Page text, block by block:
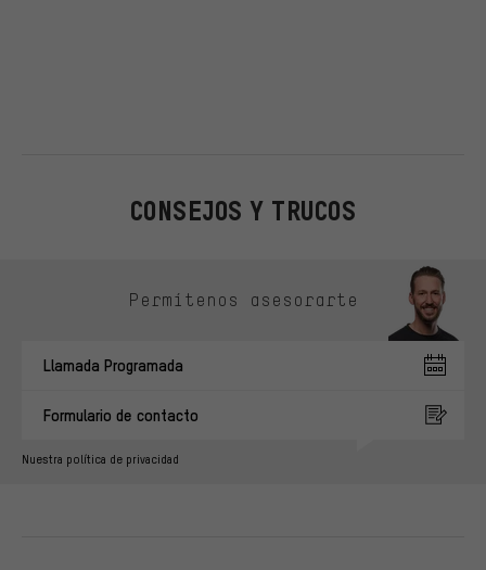
CONSEJOS Y TRUCOS
Permítenos asesorarte
Llamada Programada
Formulario de contacto
Nuestra política de privacidad